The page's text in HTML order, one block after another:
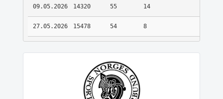
09.05.2026 14320 55 14
27.05.2026 15478 54 8